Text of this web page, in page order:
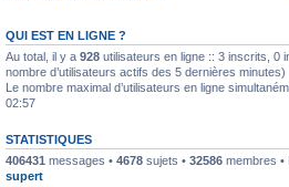
QUI EST EN LIGNE ?
Au total, il y a 928 utilisateurs en ligne :: 3 inscrits, 0
nombre d’utilisateurs actifs des 5 dernières minutes)
Le nombre maximal d’utilisateurs en ligne
02:57
STATISTIQUES
406431 messages • 4678 sujets • 32586 membres
supert